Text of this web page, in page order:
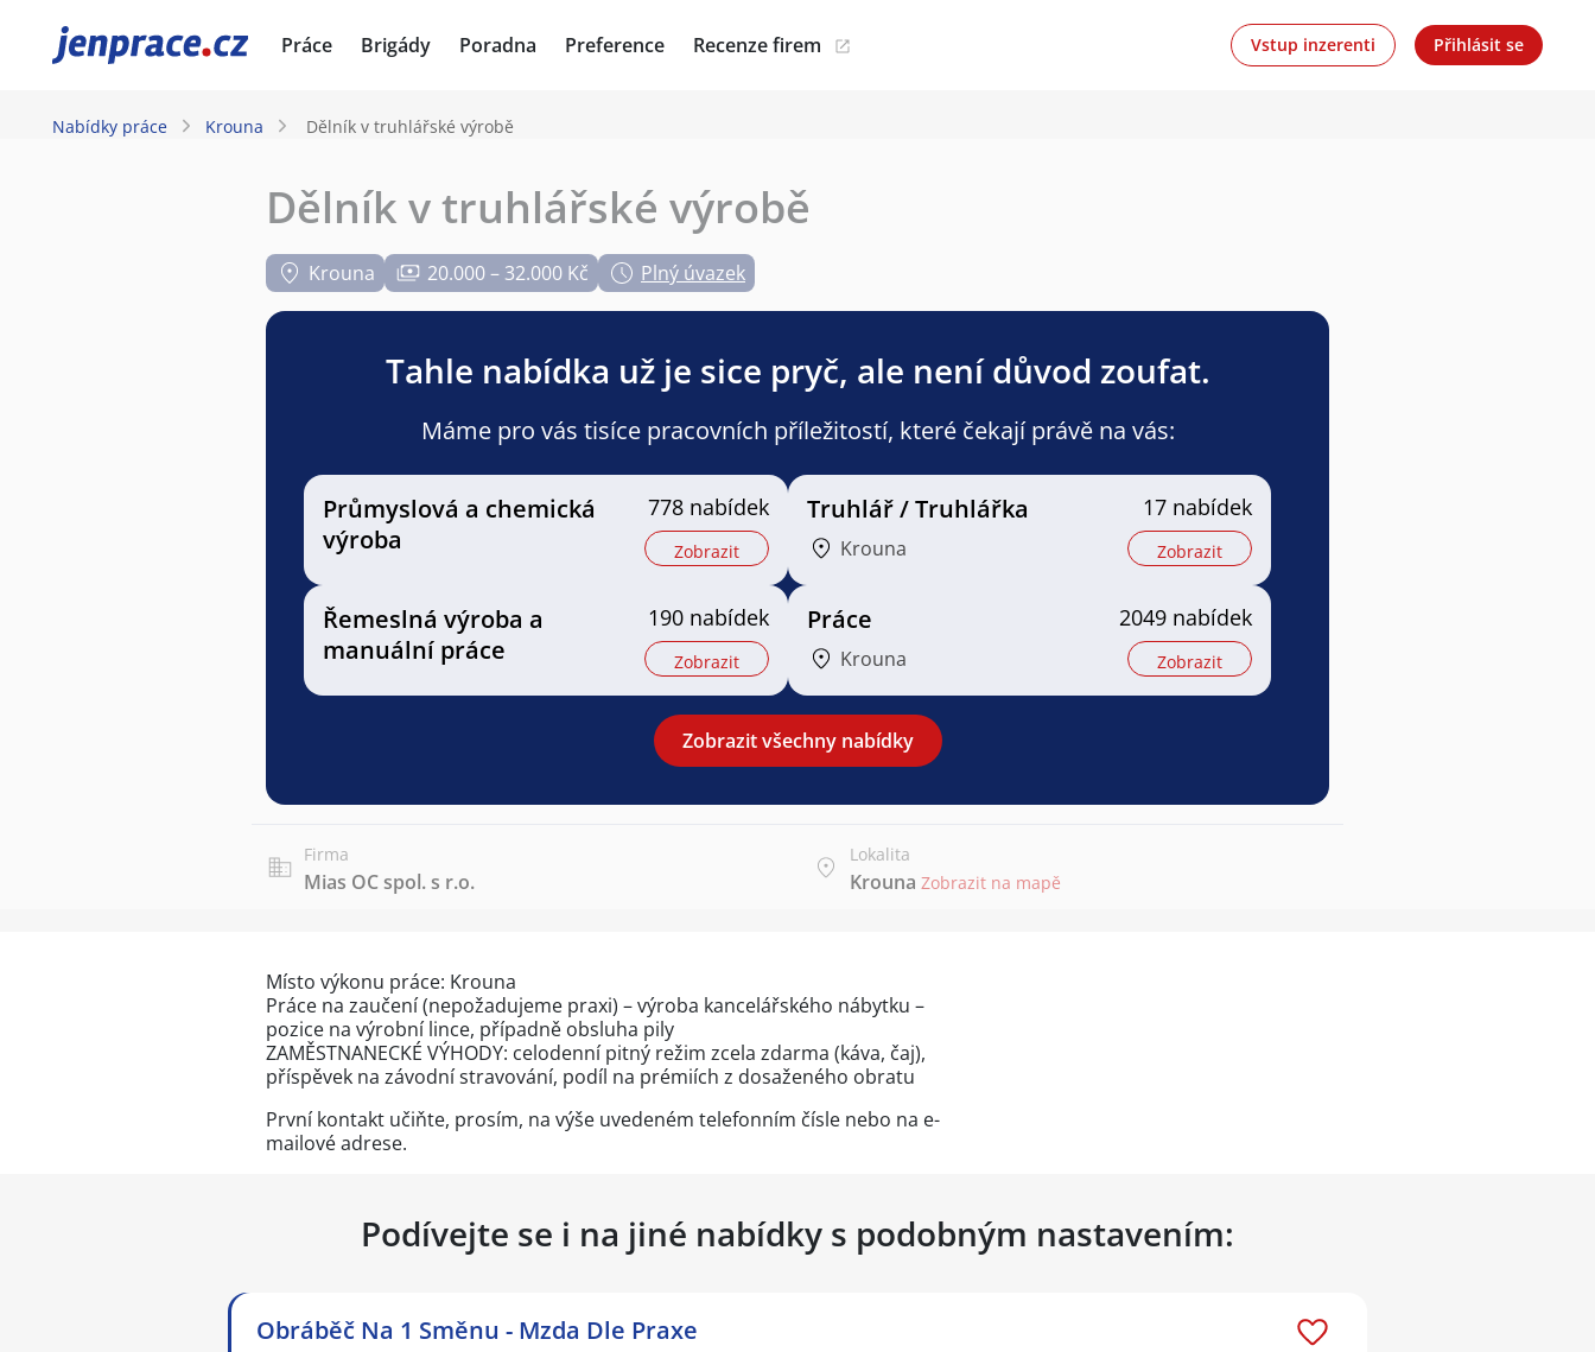
JenPráce.cz Práce Brigády Poradna Preference Recenze firem Vstup inzerenti Přihlásit se
Nabídky práce Krouna Dělník v truhlářské výrobě
Dělník v truhlářské výrobě
Krouna 20.000 – 32.000 Kč Plný úvazek
Tahle nabídka už je sice pryč, ale není důvod zoufat.
Máme pro vás tisíce pracovních příležitostí, které čekají právě na vás:
Průmyslová a chemická
výroba
778 nabídek
Zobrazit
Truhlář / Truhlářka
Krouna
17 nabídek
Zobrazit
Řemeslná výroba a
manuální práce
190 nabídek
Zobrazit
Práce
Krouna
2049 nabídek
Zobrazit
Zobrazit všechny nabídky
Firma
Mias OC spol. s r.o.
Lokalita
Krouna Zobrazit na mapě
Místo výkonu práce: Krouna
Práce na zaučení (nepožadujeme praxi) – výroba kancelářského nábytku –
pozice na výrobní lince, případně obsluha pily
ZAMĚSTNANECKÉ VÝHODY: celodenní pitný režim zcela zdarma (káva, čaj),
příspěvek na závodní stravování, podíl na prémiích z dosaženého obratu
První kontakt učiňte, prosím, na výše uvedeném telefonním čísle nebo na e-
mailové adrese.
Podívejte se i na jiné nabídky s podobným nastavením:
Obráběč Na 1 Směnu - Mzda Dle Praxe